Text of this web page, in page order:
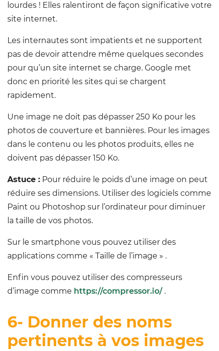
lourdes ! Elles ralentiront de façon significative votre
site internet.
Les internautes sont impatients et ne supportent
pas de devoir attendre même quelques secondes
pour qu’un site internet se charge. Google met
donc en priorité les sites qui se chargent
rapidement.
Une image ne doit pas dépasser 250 Ko pour les
photos de couverture et bannières. Pour les images
dans le contenu ou les photos produits, elles ne
doivent pas dépasser 150 Ko.
Astuce : Pour réduire le poids d’une image on peut
réduire ses dimensions. Utiliser des logiciels comme
Paint ou Photoshop sur l’ordinateur pour diminuer
la taille de vos photos.
Sur le smartphone vous pouvez utiliser des
applications comme « Taille de l’image » .
Enfin vous pouvez utiliser des compresseurs
d’image comme https://compressor.io/ .
6- Donner des noms
pertinents à vos images